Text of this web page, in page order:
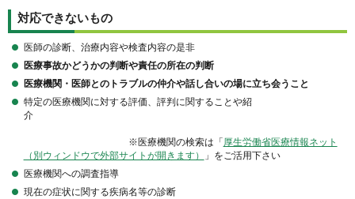
対応できないもの
医師の診断、治療内容や検査内容の是非
医療事故かどうかの判断や責任の所在の判断
医療機関・医師とのトラブルの仲介や話し合いの場に立ち会うこと
特定の医療機関に対する評価、評判に関することや紹
介
※医療機関の検索は「 厚生労働省医療情報ネット
（別ウィンドウで外部サイトが開きます）
」をご活用下さい
医療機関への調査指導
現在の症状に関する疾病名等の診断